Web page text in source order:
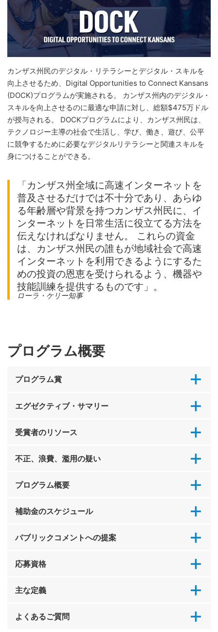
カンザス州民のデジタル・リテラシーとデジタル・スキルを
向上させるため、Digital Opportunities to Connect Kansans
(DOCK)プログラムが実施される。 カンザス州内のデジタル・
スキルを向上させるのに最適な申請に対し、総額$475万ドル
が授与される。 DOCKプログラムにより、カンザス州民は、
テクノロジー主導の社会で生活し、学び、働き、遊び、公平
に競争するために必要なデジタルリテラシーと関連スキルを
身につけることができる。
「カンザス州全域に高速インターネットを
普及させるだけでは不十分であり、あらゆ
る年齢層や背景を持つカンザス州民に、イ
ンターネットを日常生活に役立てる方法を
伝えなければなりません。 これらの資金
は、カンザス州民の誰もが地域社会で高速
インターネットを利用できるようにするた
めの投資の恩恵を受けられるよう、機器や
技能訓練を提供するものです」。
ローラ・ケリー知事
プログラム概要
プログラム賞
エグゼクティブ・サマリー
受賞者のリソース
不正、浪費、濫用の疑い
プログラム概要
補助金のスケジュール
パブリックコメントへの提案
応募資格
主な定義
よくあるご質問